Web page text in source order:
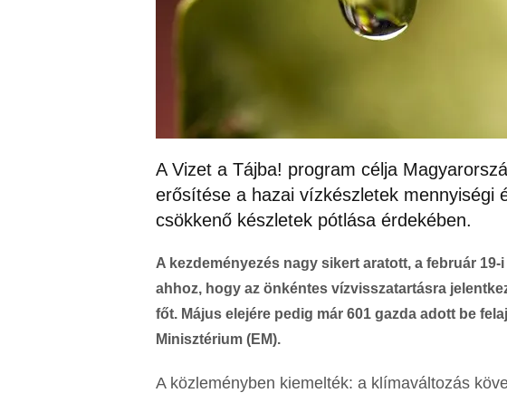
A Vizet a Tájba! program célja
erősítése a hazai vízkészletek mennyiségi
csökkenő készletek pótlása érdekében.
A kezdeményezés nagy sikert aratott, a február
ahhoz, hogy az önkéntes vízvisszatartásra
főt. Május elejére pedig már 601 gazda adott be
Minisztérium (EM).
A közleményben kiemelték: a klímaváltozás